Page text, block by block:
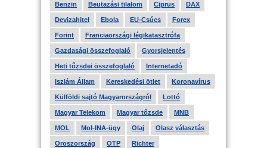
Benzin Beutazási tilalom Ciprus DAX
Devizahitel Ebola EU-Csúcs Forex
Forint Franciaországi légikatasztrófa
Gazdasági összefoglaló Gyorsjelentés
Heti tőzsdei összefoglaló Internetadó
Iszlám Állam Kereskedési ötlet Koronavírus
Külföldi sajtó Magyarországról Lottó
Magyar Telekom Magyar tőzsde MNB
MOL Mol-INA-ügy Olaj Olasz választás
Oroszország OTP Richter